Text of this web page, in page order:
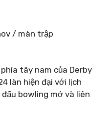
/ màn trập
tây nam của Derby
làn hiện đại với lịch
bowling mở và liên